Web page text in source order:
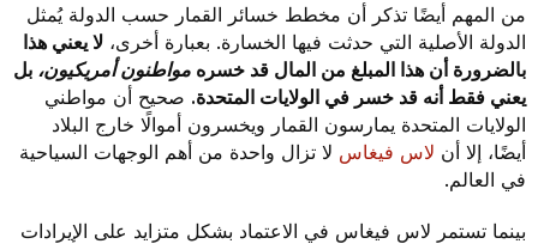
من المهم أيضًا تذكر أن مخطط خسائر القمار حسب الدولة يُمثل
الدولة الأصلية التي حدثت فيها الخسارة. بعبارة أخرى،لا يعني هذا
بالضرورة أن هذا المبلغ من المال قد خسرهمواطنون أمريكيون،بل
يعني فقط أنه قد خسر في الولايات المتحدة.صحيح أن مواطني
الولايات المتحدة يمارسون القمار ويخسرون أموالًا خارج البلاد
أيضًا، إلا أنلاس فيغاس لا تزال واحدة من أهم الوجهات السياحية
في العالم.
بينما تستمر لاس فيغاس في الاعتماد بشكل متزايد على الإيرادات